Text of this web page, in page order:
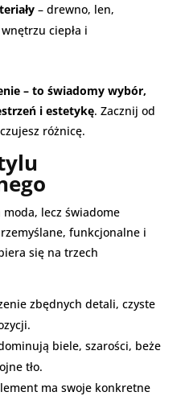
– drewno, len,
ciepła i
– to świadomy wybór,
i estetykę. Zacznij od
różnicę.
lecz świadome
funkcjonalne i
się na trzech
zbędnych detali, czyste
biele, szarości, beże
tło.
ma swoje konkretne